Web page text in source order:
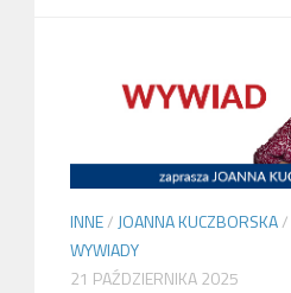
INNE/JOANNA KUCZBORSKA/
WYWIADY
21 PAŹDZIERNIKA 2025